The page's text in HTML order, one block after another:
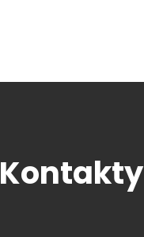
Kontakty